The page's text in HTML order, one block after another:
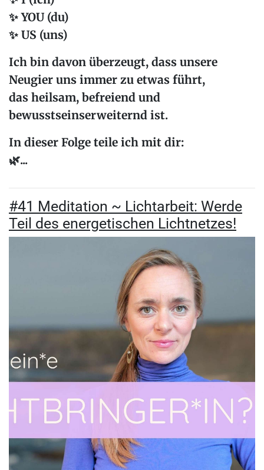
✨YOU (du)
✨ US (uns)
Ich bin davon überzeugt, dass unsere
Neugier uns immer zu etwas führt,
das heilsam, befreiend und
bewusstseinserweiternd ist.
In dieser Folge teile ich mit dir:
🌿...
#41 Meditation ~ Lichtarbeit: Werde
Teil des energetischen Lichtnetzes!